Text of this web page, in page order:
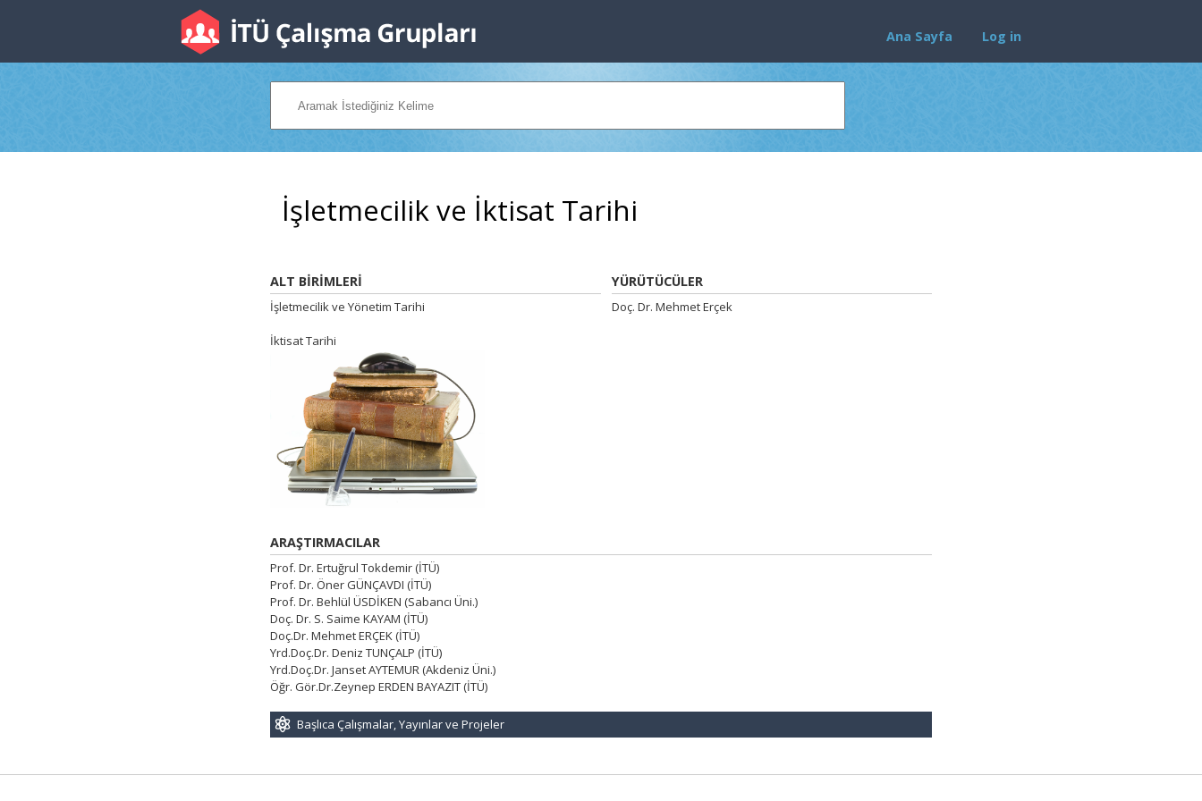
Ana Sayfa Log in
İşletmecilik ve İktisat Tarihi
ALT BİRİMLERİ
İşletmecilik ve Yönetim Tarihi
İktisat Tarihi
YÜRÜTÜCÜLER
Doç. Dr. Mehmet Erçek
ARAŞTIRMACILAR
Prof. Dr. Ertuğrul Tokdemir (İTÜ)
Prof. Dr. Öner GÜNÇAVDI (İTÜ)
Prof. Dr. Behlül ÜSDİKEN (Sabancı Üni.)
Doç. Dr. S. Saime KAYAM (İTÜ)
Doç.Dr. Mehmet ERÇEK (İTÜ)
Yrd.Doç.Dr. Deniz TUNÇALP (İTÜ)
Yrd.Doç.Dr. Janset AYTEMUR (Akdeniz Üni.)
Öğr. Gör.Dr.Zeynep ERDEN BAYAZIT (İTÜ)
Başlıca Çalışmalar, Yayınlar ve Projeler